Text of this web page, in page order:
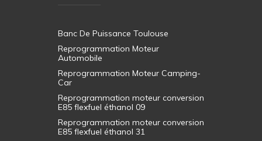
Banc De Puissance Toulouse
Reprogrammation Moteur
Automobile
Reprogrammation Moteur Camping-
Car
Reprogrammation moteur conversion
E85 flexfuel éthanol 09
Reprogrammation moteur conversion
E85 flexfuel éthanol 31